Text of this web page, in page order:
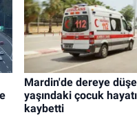
Mardin'de dereye
yaşındaki çocuk
kaybetti